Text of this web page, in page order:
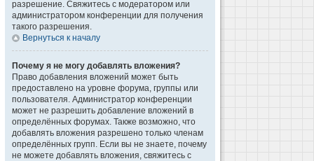
разрешение. Свяжитесь с модератором или
администратором конференции для получения
такого разрешения.
Вернуться к началу
Почему я не могу добавлять вложения?
Право добавления вложений может быть
предоставлено на уровне форума, группы или
пользователя. Администратор конференции
может не разрешить добавление вложений в
определённых форумах. Также возможно, что
добавлять вложения разрешено только членам
определённых групп. Если вы не знаете, почему
не можете добавлять вложения, свяжитесь с